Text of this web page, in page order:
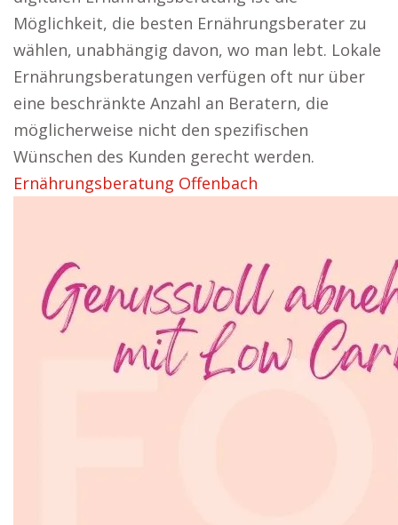
Möglichkeit, die besten Ernährungsberater zu
wählen, unabhängig davon, wo man lebt. Lokale
Ernährungsberatungen verfügen oft nur über
eine beschränkte Anzahl an Beratern, die
möglicherweise nicht den spezifischen
Wünschen des Kunden gerecht werden.
Ernährungsberatung Offenbach